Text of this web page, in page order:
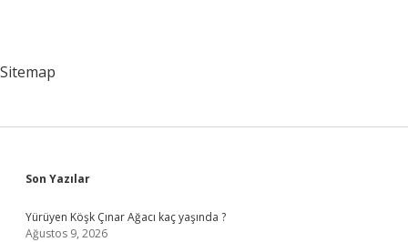
Sitemap
Sidebar
Son Yazılar
Yürüyen Köşk Çınar Ağacı kaç yaşında ?
Ağustos 9, 2026